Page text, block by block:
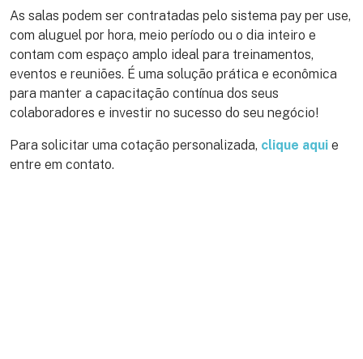
As salas podem ser contratadas pelo sistema pay per use,
com aluguel por hora, meio período ou o dia inteiro e
contam com espaço amplo ideal para treinamentos,
eventos e reuniões. É uma solução prática e econômica
para manter a capacitação contínua dos seus
colaboradores e investir no sucesso do seu negócio!
Para solicitar uma cotação personalizada, clique aqui e
entre em contato.